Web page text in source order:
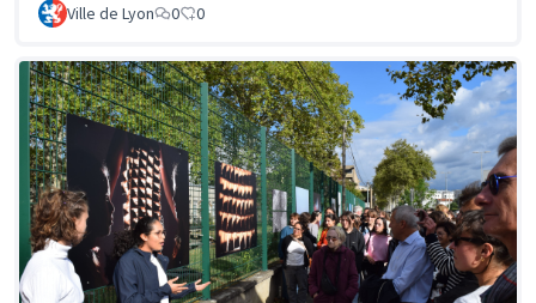
Ville de Lyon 0 0